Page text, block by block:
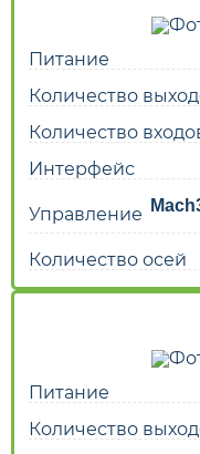
Питание
Количество
Количество
Интерфейс
Управление
Количество осей
Питание
Количество